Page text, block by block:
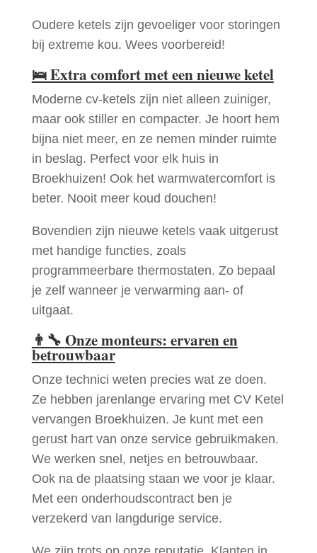
Oudere ketels zijn gevoeliger voor storingen
bij extreme kou. Wees voorbereid!
🛌Extra comfort met een nieuwe ketel
Moderne cv-ketels zijn niet alleen zuiniger,
maar ook stiller en compacter. Je hoort hem
bijna niet meer, en ze nemen minder ruimte
in beslag. Perfect voor elk huis in
Broekhuizen! Ook het warmwatercomfort is
beter. Nooit meer koud douchen!
Bovendien zijn nieuwe ketels vaak uitgerust
met handige functies, zoals
programmeerbare thermostaten. Zo bepaal
je zelf wanneer je verwarming aan- of
uitgaat.
👨‍🔧 Onze monteurs: ervaren en
betrouwbaar
Onze technici weten precies wat ze doen.
Ze hebben jarenlange ervaring met CV Ketel
vervangen Broekhuizen. Je kunt met een
gerust hart van onze service gebruikmaken.
We werken snel, netjes en betrouwbaar.
Ook na de plaatsing staan we voor je klaar.
Met een onderhoudscontract ben je
verzekerd van langdurige service.